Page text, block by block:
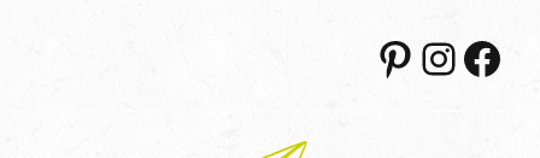
Facebook
Instagram